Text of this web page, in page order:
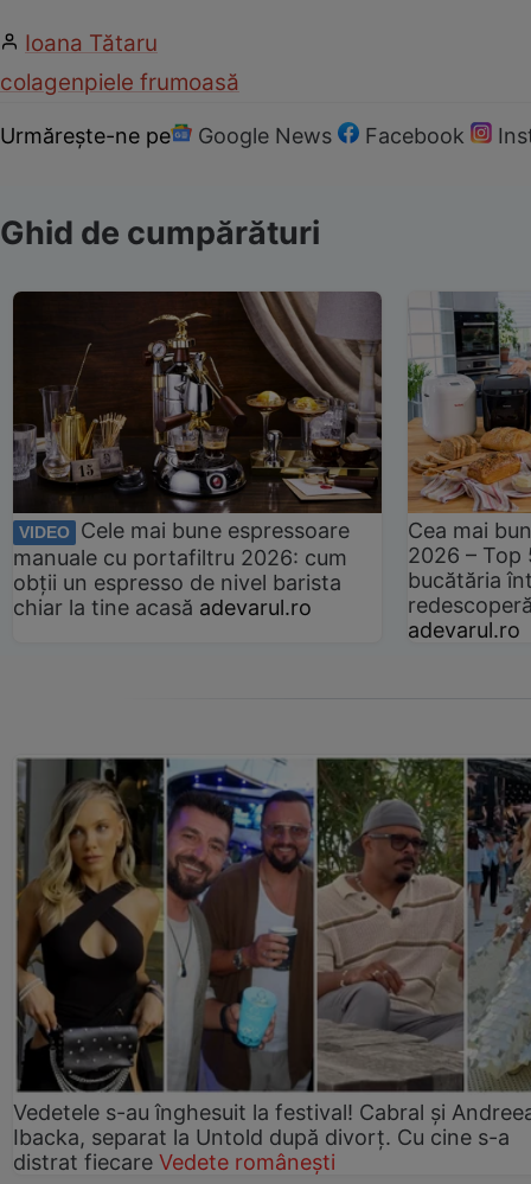
Ioana Tătaru
colagenpiele frumoasă
Urmărește-ne pe Google News Facebook
Ghid de cumpărături
VIDEO
Cele mai bune espressoare
manuale cu portafiltru 2026: cum
obții un espresso de nivel barista
chiar la tine acasă adevarul.ro
Cea mai
2026 –
bucătăria
adevarul.ro
Vedetele s-au înghesuit la festival! Cabral și
Ibacka, separat la Untold după divorț. Cu cine s-a
distrat fiecare Vedete românești